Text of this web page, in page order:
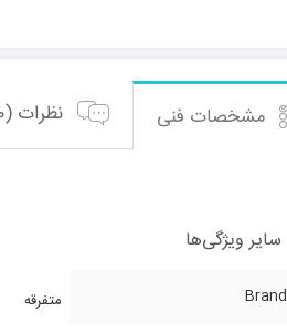
مشخصات فنی نظرات (0)
سایر ویژگی‌ها
Brand متفرقه